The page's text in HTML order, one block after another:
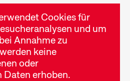
Cookies für
und um
Annahme zu
keine
oder
erhoben.
zur